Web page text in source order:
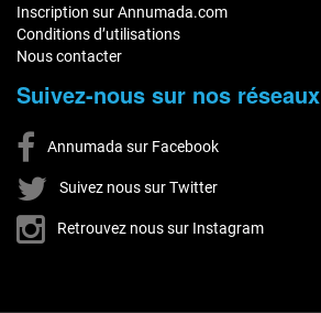
Inscription sur Annumada.com
Conditions d’utilisations
Nous contacter
Suivez-nous sur nos réseaux
Annumada sur Facebook
Suivez nous sur Twitter
Retrouvez nous sur Instagram